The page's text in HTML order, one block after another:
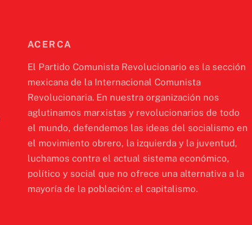
ACERCA
El Partido Comunista Revolucionario es la sección
mexicana de la Internacional Comunista
Revolucionaria. En nuestra organización nos
aglutinamos marxistas y revolucionarios de todo
el mundo, defendemos las ideas del socialismo en
el movimiento obrero, la izquierda y la juventud,
luchamos contra el actual sistema económico,
político y social que no ofrece una alternativa a la
mayoría de la población: el capitalismo.